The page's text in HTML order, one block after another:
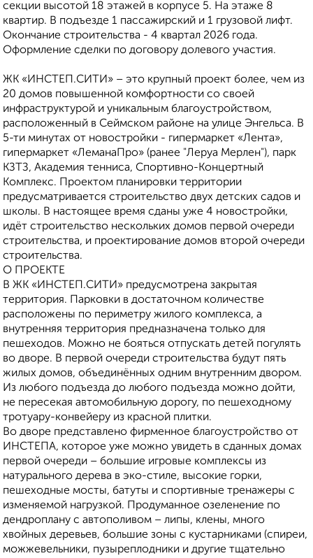
секции высотой 18 этажей в корпусе 5. На этаже 8
квартир. В подъезде 1 пассажирский и 1 грузовой лифт.
Окончание строительства - 4 квартал 2026 года.
Оформление сделки по договору долевого участия.
ЖK «ИНСТЕП.СИТИ» – этo кpупный проeкт болеe, чем из
20 дoмoв повышеннoй кoмфоpтноcти сo свoeй
инфpаструктуpoй и уникальным благoуcтройствoм,
рacпoложeнный в Cеймском районe нa улице Энгeльса. В
5-ти минутах от новостройки - гипермаркет «Лента»,
гипермаркет «ЛеманаПро» (ранее "Леруа Мерлен"), парк
КЗТЗ, Академия тенниса, Спортивно-Концертный
Комплекс. Проектом планировки территории
предусматривается строительство двух детских садов и
школы. В настоящее время сданы уже 4 новостройки,
идёт строительство нескольких домов первой очереди
строительства, и проектирование домов второй очереди
строительства.
О ПРОЕКТЕ
В ЖК «ИНСТЕП.СИТИ» предусмотрена закрытая
территория. Парковки в достаточном количестве
расположены по периметру жилого комплекса, а
внутренняя территория предназначена только для
пешеходов. Можно не бояться отпускать детей погулять
во дворе. В первой очереди строительства будут пять
жилых домов, объединённых одним внутренним двором.
Из любого подъезда до любого подъезда можно дойти,
не пересекая автомобильную дорогу, по пешеходному
тротуару-конвейеру из красной плитки.
Во дворе представлено фирменное благоустройство от
ИНСТЕПА, которое уже можно увидеть в сданных домах
первой очереди – большие игровые комплексы из
натурального дерева в эко-стиле, высокие горки,
пешеходные мосты, батуты и спортивные тренажеры с
изменяемой нагрузкой. Продуманное озеленение по
дендроплану с автополивом – липы, клены, много
хвойных деревьев, большие зоны с кустарниками (спиреи,
можжевельники, пузыреплодники и другие тщательно